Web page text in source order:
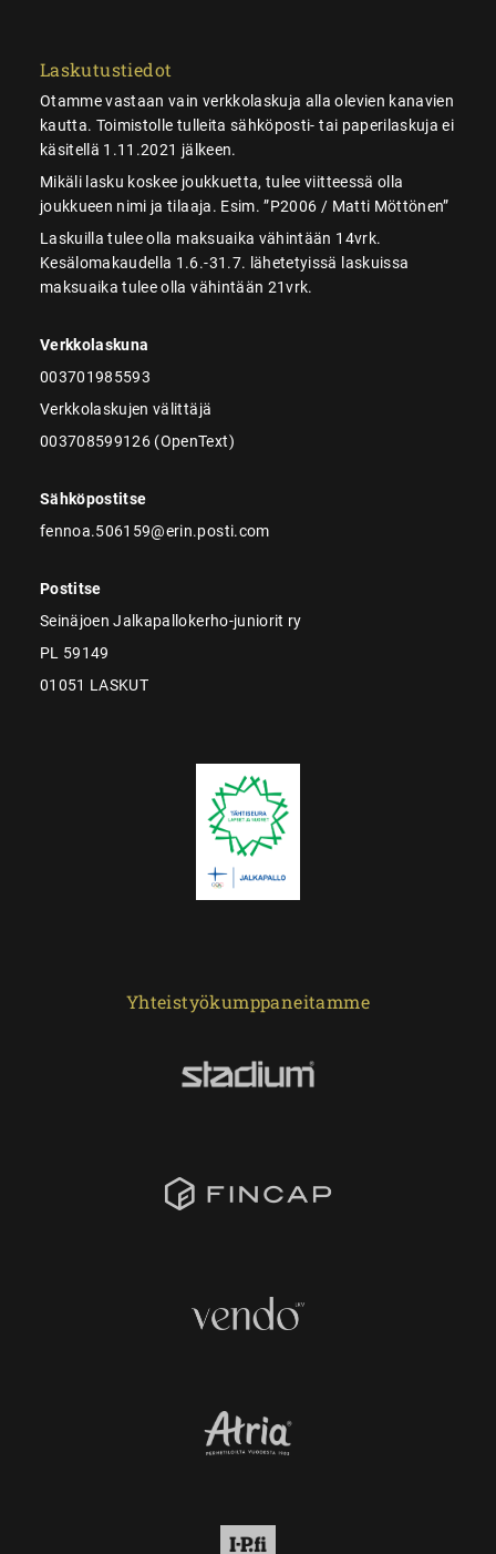
Laskutustiedot
Otamme vastaan vain verkkolaskuja alla olevien kanavien
kautta. Toimistolle tulleita sähköposti- tai paperilaskuja ei
käsitellä 1.11.2021 jälkeen.
Mikäli lasku koskee joukkuetta, tulee viitteessä olla
joukkueen nimi ja tilaaja. Esim. ”P2006 / Matti Möttönen”
Laskuilla tulee olla maksuaika vähintään 14vrk.
Kesälomakaudella 1.6.-31.7. lähetetyissä laskuissa
maksuaika tulee olla vähintään 21vrk.
Verkkolaskuna
003701985593
Verkkolaskujen välittäjä
003708599126 (OpenText)
Sähköpostitse
fennoa.506159@erin.posti.com
Postitse
Seinäjoen Jalkapallokerho-juniorit ry
PL 59149
01051 LASKUT
Yhteistyökumppaneitamme